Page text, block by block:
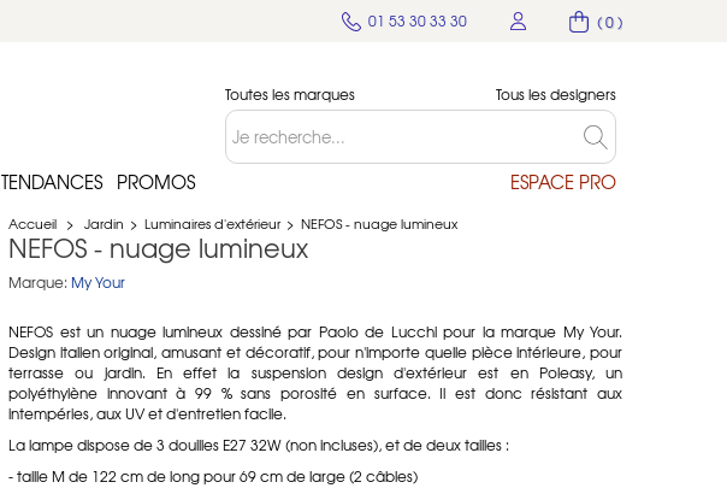
( 0 )
01 53 30 33 30
Toutes les marques Tous les designers
TENDANCES PROMOS ESPACE PRO
Accueil > Jardin > Luminaires d'extérieur > NEFOS - nuage lumineux
NEFOS - nuage lumineux
Marque: My Your
NEFOS est un nuage lumineux dessiné par Paolo de Lucchi pour la marque My Your.
Design italien original, amusant et décoratif, pour n'importe quelle pièce intérieure, pour
terrasse ou jardin. En effet la suspension design d'extérieur est en Poleasy, un
polyéthylène innovant à 99 % sans porosité en surface. Il est donc résistant aux
intempéries, aux UV et d'entretien facile.
La lampe dispose de 3 douillesE27 32W (non incluses), et de deux tailles :
- taille M de 122 cm de long pour 69 cm de large (2 câbles)